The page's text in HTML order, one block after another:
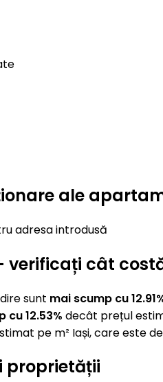
ale
adresa introdusă
cât
sunt mai scump cu
cu 12.53% decât prețul
pe m² Iași, care este de
proprietății